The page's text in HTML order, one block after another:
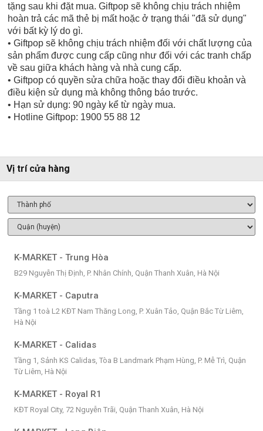
tặng sau khi đặt mua. Giftpop sẽ không chịu trách nhiệm
hoàn trả các mã thẻ bị mất hoặc ở trạng thái "đã sử dụng"
với bất kỳ lý do gì.
• Giftpop sẽ không chịu trách nhiệm đối với chất lượng của
sản phẩm được cung cấp cũng như đối với các tranh chấp
về sau giữa khách hàng và nhà cung cấp.
• Giftpop có quyền sửa chữa hoặc thay đổi điều khoản và
điều kiện sử dụng mà không thông báo trước.
• Hạn sử dụng: 90 ngày kể từ ngày mua.
• Hotline Giftpop: 1900 55 88 12
Vị trí cửa hàng
K-MARKET - Trung Hòa
B29 Nguyễn Thị Định, P. Nhân Chính, Quận Thanh Xuân, Hà Nội
K-MARKET - Caputra
Tầng 1 toà L2 KĐT Nam Thăng Long, P. Xuân Tảo, Quận Bắc Từ Liêm,
Hà Nội
K-MARKET - Calidas
Tầng 1, Sảnh KS Calidas, Tòa B Landmark Phạm Hùng, P. Mễ Trì, Quận
Từ Liêm, Hà Nội
K-MARKET - Royal R1
KĐT Royal City, 72 Nguyễn Trãi, Quận Thanh Xuân, Hà Nội